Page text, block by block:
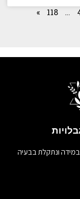
…
118
»
ונתקלת בבעיה